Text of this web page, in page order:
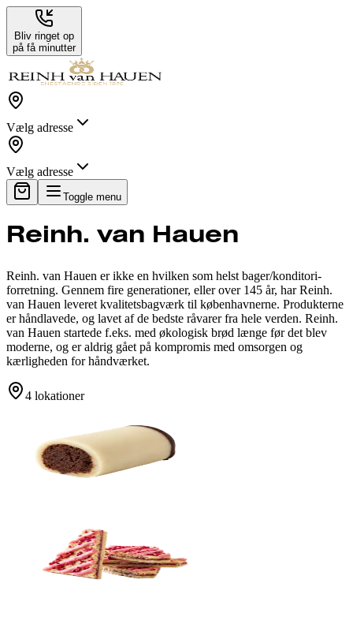
Bliv ringet op
på få minutter
Vælg adresse
Vælg adresse
Toggle menu
Reinh. van Hauen
Reinh. van Hauen er ikke en hvilken som helst bager/konditori-
forretning. Gennem fire generationer, eller over 145 år, har Reinh.
van Hauen leveret kvalitetsbagværk til københavnerne. Produkterne
er håndlavede, og lavet af de bedste råvarer fra hele verden. Reinh.
van Hauen startede f.eks. med økologisk brød længe før det blev
moderne, og er aldrig gået på kompromis med omsorgen og
kærligheden for håndværket.
4 lokationer